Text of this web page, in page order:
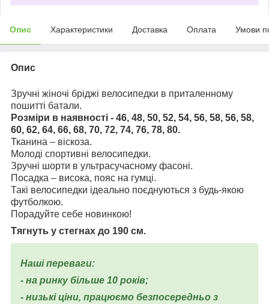
Опис Характеристики Доставка Оплата Умови
Опис
Зручні жіночі бріджі велосипедки в приталенному
пошитті батали.
Розміри в наявності - 46, 48, 50, 52, 54, 56, 58, 56, 58,
60, 62, 64, 66, 68, 70, 72, 74, 76, 78, 80.
Тканина – віскоза.
Молоді спортивні велосипедки.
Зручні шорти в ультрасучасному фасоні.
Посадка – висока, пояс на гумці.
Такі велосипедки ідеально поєднуються з будь-якою
футболкою.
Порадуйте себе новинкою!
Тягнуть у стегнах до 190 см.
Наші переваги:
- на ринку більше 10 років;
- низькі ціни, працюємо безпосередньо з